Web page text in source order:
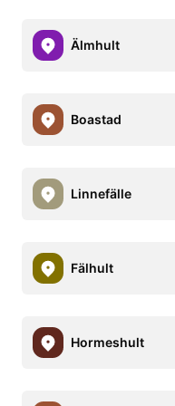
Älmhult
Boastad
Linnefälle
Fälhult
Hormeshult